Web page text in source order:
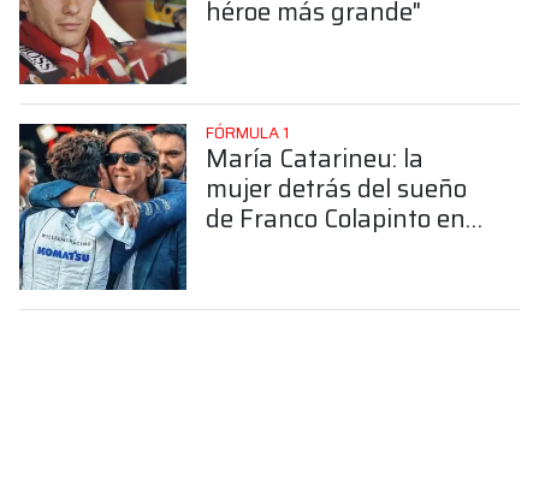
héroe más grande"
FÓRMULA 1
María Catarineu: la
mujer detrás del sueño
de Franco Colapinto en